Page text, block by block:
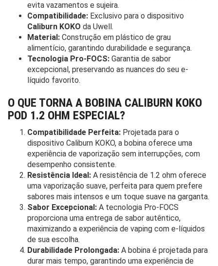
evita vazamentos e sujeira.
Compatibilidade: Exclusivo para o dispositivo
Caliburn KOKO da Uwell.
Material: Construção em plástico de grau
alimentício, garantindo durabilidade e segurança.
Tecnologia Pro-FOCS: Garantia de sabor
excepcional, preservando as nuances do seu e-
líquido favorito.
O QUE TORNA A BOBINA CALIBURN KOKO
POD 1.2 OHM ESPECIAL?
Compatibilidade Perfeita: Projetada para o
dispositivo Caliburn KOKO, a bobina oferece uma
experiência de vaporização sem interrupções, com
desempenho consistente.
Resistência Ideal: A resistência de 1.2 ohm oferece
uma vaporização suave, perfeita para quem prefere
sabores mais intensos e um toque suave na garganta.
Sabor Excepcional: A tecnologia Pro-FOCS
proporciona uma entrega de sabor autêntico,
maximizando a experiência de vaping com e-líquidos
de sua escolha.
Durabilidade Prolongada: A bobina é projetada para
durar mais tempo, garantindo uma experiência de